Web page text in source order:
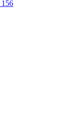
156